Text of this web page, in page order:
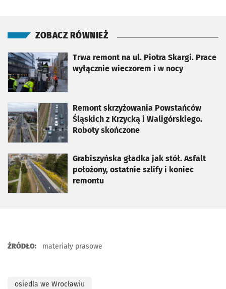
ZOBACZ RÓWNIEŻ
Trwa remont na ul. Piotra Skargi. Prace
wyłącznie wieczorem i w nocy
otworzy się w nowej karcie
Remont skrzyżowania Powstańców
Śląskich z Krzycką i Waligórskiego.
Roboty skończone
otworzy się w nowej karcie
Grabiszyńska gładka jak stół. Asfalt
położony, ostatnie szlify i koniec
remontu
otworzy się w nowej karcie
ŹRÓDŁO: materiały prasowe
osiedla we Wrocławiu